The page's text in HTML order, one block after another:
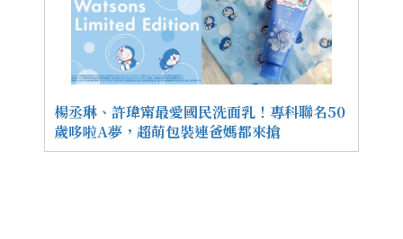
楊丞琳、許瑋甯最愛國民洗面乳！專科聯名50
歲哆啦A夢，超萌包裝連爸媽都來搶